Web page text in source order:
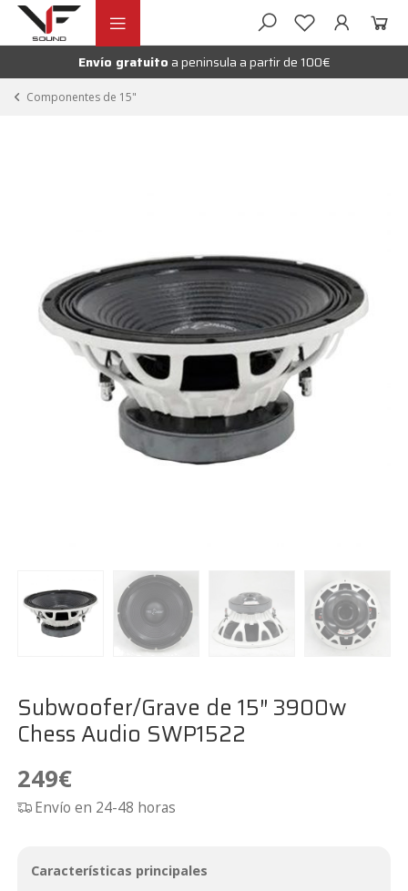
Ir
navegación
Ir
contenidoEnvío gratuito a peninsula a partir de 100€
Componentes de 15"
Subwoofer/Grave de 15″ 3900w
Chess Audio SWP1522
249€
Envío en 24-48 horas
Características principales